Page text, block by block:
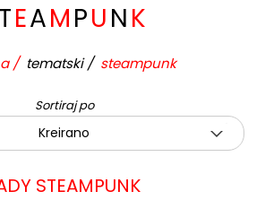
TEAMPUNK
/ tematski / steampunk
Sortiraj po
Kreirano
STEAMPUNK